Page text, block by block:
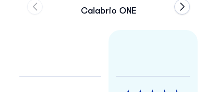
Calabrio ONE
Move to previous carousel slide Move to